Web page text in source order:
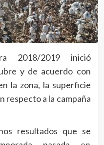
2018/2019 inició
y de acuerdo con
la zona, la superficie
respecto a la campaña
resultados que se